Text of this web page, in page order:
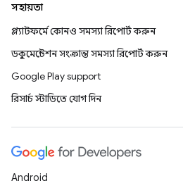
সহায়তা
প্ল্যাটফর্মে কোনও সমস্যা রিপোর্ট করুন
ডকুমেন্টেশন সংক্রান্ত সমস্যা রিপোর্ট করুন
Google Play support
রিসার্চ স্টাডিতে যোগ দিন
Android